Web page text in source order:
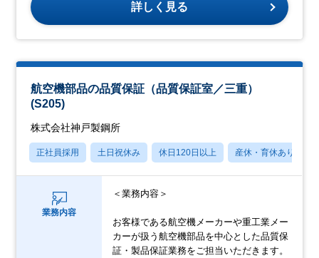
詳しく見る
航空機部品の品質保証（品質保証室／三重）
(S205)
株式会社神戸製鋼所
正社員採用 土日祝休み 休日120日以上 産休・育休あり
業務内容
＜業務内容＞
お客様である航空機メーカーや重工業メー
カーが扱う航空機部品を中心とした品質保
証・製品保証業務をご担当いただきます。